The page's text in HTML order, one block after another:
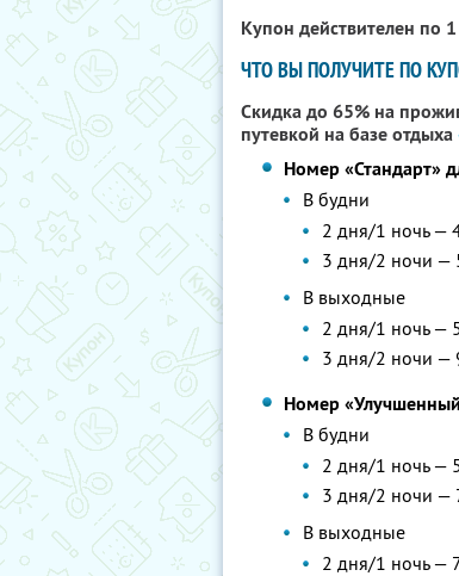
Купон действителен по
ЧТО ВЫ ПОЛУЧИТЕ ПО
Скидка до 65% на
путевкой на базе отдыха
Номер «Стандарт»
В будни
2 дня/1 ночь —
3 дня/2 ночи —
В выходные
2 дня/1 ночь —
3 дня/2 ночи —
Номер
В будни
2 дня/1 ночь —
3 дня/2 ночи —
В выходные
2 дня/1 ночь —